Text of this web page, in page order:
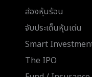
ส่องหุ้นร้อน
จับประเด็นหุ้นเด่น
Smart
The IPO